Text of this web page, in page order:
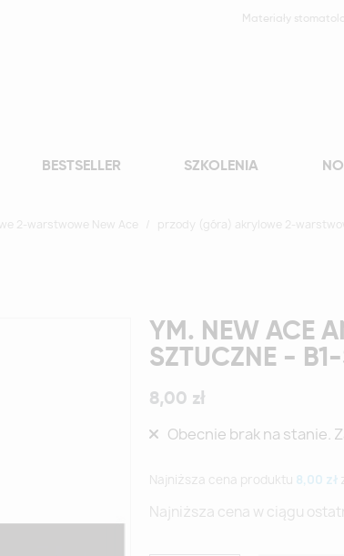
Materiały
BESTSELLER SZKOLENIA
2-warstwowe New Ace
przody (góra) akrylowe 2-
YM. NEW ACE
SZTUCZNE -
8,00 zł
Obecnie brak na stanie.
Najniższa cena produktu 8,00 zł
Najniższa cena w ciągu